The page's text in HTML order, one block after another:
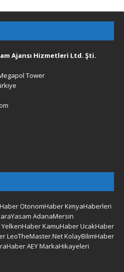
Ajansı Hizmetleri Ltd. Şti.
Tower
OtonomHaberKimyaHaberleri
AdanaMersin
YelkenHaberKamuHaberUcakHaber
LeoTheMaster.NetKolayBilimHaber
AEYMarkaHikayeleri